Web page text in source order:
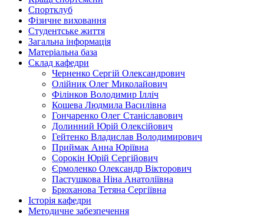
Спортклуб
Фізичне виховання
Студентське життя
Загальна інформація
Матеріальна база
Склад кафедри
Черненко Сергій Олександрович
Олійник Олег Миколайович
Філінков Володимир Ілліч
Кошева Людмила Василівна
Гончаренко Олег Станіславович
Долинний Юрій Олексійович
Гейтенко Владислав Володимирович
Приймак Анна Юріївна
Сорокін Юрій Сергійович
Єрмоленко Олександр Вікторович
Пастушкова Ніна Анатоліївна
Брюханова Тетяна Сергіївна
Історія кафедри
Методичне забезпечення